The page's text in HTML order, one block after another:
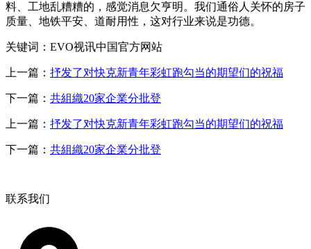
料、工地乱糟糟的，感觉消息欠亨明。我们通俗人关怀的房子
质量、地铁平安、道耐用性，这对行业来说是功德。
关键词：EVO视讯中国官方网站
上一篇： 抒发了对快克新青年彩虹跑勾当的期望们的祝福
下一篇： 共組織20家企業分批登
上一篇： 抒发了对快克新青年彩虹跑勾当的期望们的祝福
下一篇： 共組織20家企業分批登
联系我们